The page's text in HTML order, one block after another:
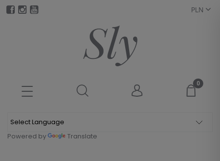
Powered by Translate